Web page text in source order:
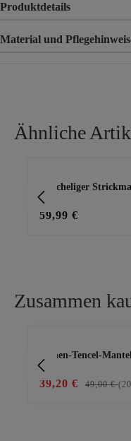
Produktdetails
Material und
Ähnliche
Kuscheliger
59,99 €
Zusammen
Leinen-Tencel-
39,20 € 49,00 €